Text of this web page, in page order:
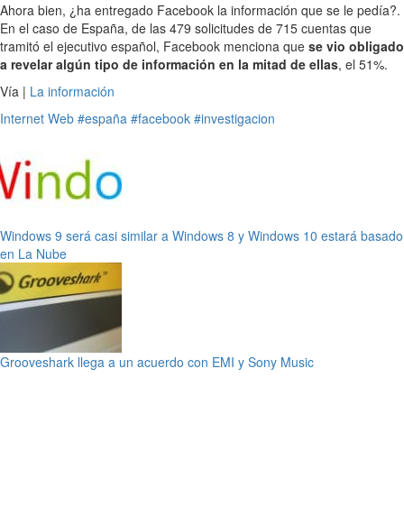
Ahora bien, ¿ha entregado Facebook la información que se le pedía?.
En el caso de España, de las 479 solicitudes de 715 cuentas que
tramitó el ejecutivo español, Facebook menciona que se vio obligado
a revelar algún tipo de información en la mitad de ellas, el 51%.
Vía | La información
Internet Web #españa #facebook #investigacion
Windows 9 será casi similar a Windows 8 y Windows 10 estará basado
en La Nube
Grooveshark llega a un acuerdo con EMI y Sony Music